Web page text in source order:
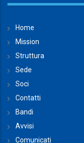
Home
Mission
Struttura
Sede
Soci
Contatti
Bandi
Avvisi
Comunicati